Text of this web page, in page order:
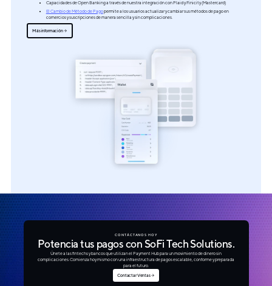
Capacidades de Open Banking a través de nuestra integración con Plaid y Finicity (Mastercard)
El Cambio de Método de Pagopermite a los usuarios actualizar y cambiar sus métodos de pago en
comercios y suscripciones de manera sencilla y sin complicaciones.
Más información
CONTÁCTANOS HOY
Potencia tus pagos con SoFi Tech Solutions.
Únete a las fintechs y bancos que utilizan el Payment Hub para un movimiento de dinero sin
complicaciones. Comienza hoy mismo con una infraestructura de pagos escalable, conforme y preparada
para el futuro.
Contactar Ventas